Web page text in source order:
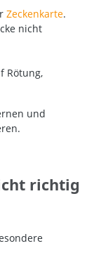
Zeckenkarte.
nicht
Rötung,
und
richtig